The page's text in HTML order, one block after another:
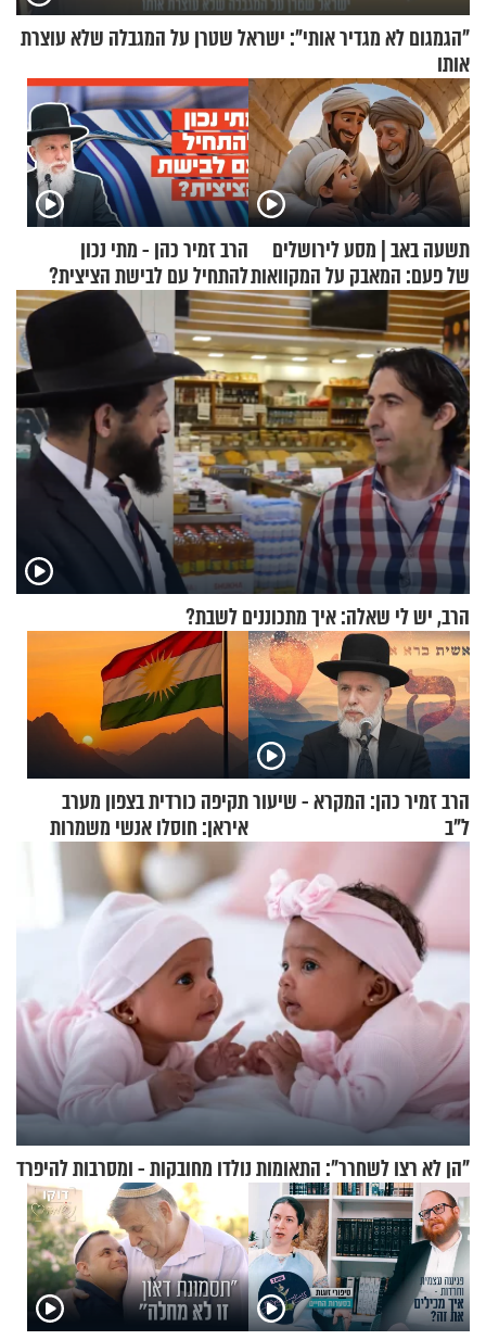
"הגמגום לא מגדיר אותי": ישראל שטרן על המגבלה שלא עוצרת
אותו
תשעה באב | מסע לירושלים
של פעם: המאבק על המקוואות
הרב זמיר כהן - מתי נכון
להתחיל עם לבישת הציצית?
הרב, יש לי שאלה: איך מתכוננים לשבת?
הרב זמיר כהן: המקרא - שיעור
ל"ב
תקיפה כורדית בצפון מערב
איראן: חוסלו אנשי משמרות
המהפכה
"הן לא רצו לשחרר": התאומות נולדו מחובקות - ומסרבות להיפרד